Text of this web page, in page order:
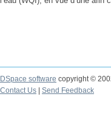
DSpace software copyright ©
Contact Us
Send Feedback